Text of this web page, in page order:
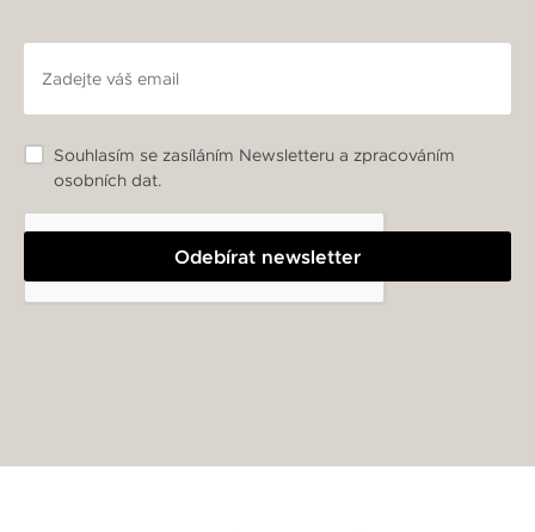
Odebírat newsletter
Souhlasím se zasíláním Newsletteru a zpracováním
osobních dat.